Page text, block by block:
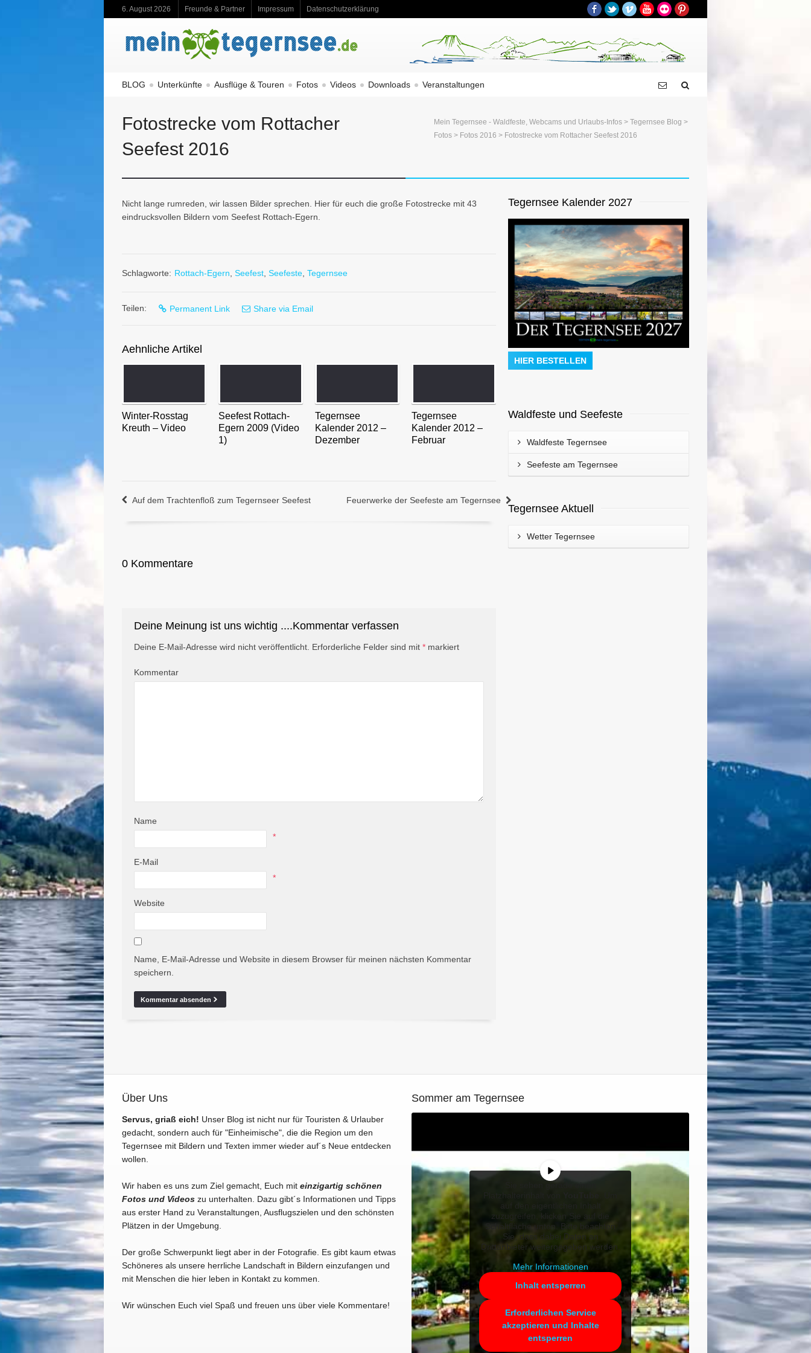
6. August 2026 Freunde & Partner Impressum Datenschutzerklärung Facebook
TwitterVimeoYouTube
Flickr
BLOG Unterkünfte Ausflüge & Touren Fotos Videos Downloads Veranstaltungen
Fotostrecke vom Rottacher
Seefest 2016
Mein Tegernsee - Waldfeste, Webcams und Urlaubs-Infos > Tegernsee Blog >
Fotos > Fotos 2016 > Fotostrecke vom Rottacher Seefest 2016
Nicht lange rumreden, wir lassen Bilder sprechen. Hier für euch die große Fotostrecke mit 43
eindrucksvollen Bildern vom Seefest Rottach-Egern.
Schlagworte: Rottach-Egern Seefest Seefeste Tegernsee
Teilen: Permanent Link Share via Email
Aehnliche Artikel
Winter-Rosstag
Kreuth – Video
Seefest Rottach-
Egern 2009 (Video
1)
Tegernsee
Kalender 2012 –
Dezember
Tegernsee
Kalender 2012 –
Februar
Auf dem Trachtenfloß zum Tegernseer Seefest Feuerwerke der Seefeste am Tegernsee
0 Kommentare
Deine Meinung ist uns wichtig ....Kommentar verfassen
Deine E-Mail-Adresse wird nicht veröffentlicht. Erforderliche Felder sind mit * markiert
Kommentar
Name
*
E-Mail
*
Website
Name, E-Mail-Adresse und Website in diesem Browser für meinen nächsten Kommentar
speichern.
Tegernsee Kalender 2027
HIER BESTELLEN
Waldfeste und Seefeste
Waldfeste Tegernsee
Seefeste am Tegernsee
Tegernsee Aktuell
Wetter Tegernsee
Über Uns
Servus, griaß eich! Unser Blog ist nicht nur für Touristen & Urlauber
gedacht, sondern auch für "Einheimische", die die Region um den
Tegernsee mit Bildern und Texten immer wieder auf´s Neue entdecken
wollen.
Wir haben es uns zum Ziel gemacht, Euch mit einzigartig schönen
Fotos und Videos zu unterhalten. Dazu gibt´s Informationen und Tipps
aus erster Hand zu Veranstaltungen, Ausflugszielen und den schönsten
Plätzen in der Umgebung.
Der große Schwerpunkt liegt aber in der Fotografie. Es gibt kaum etwas
Schöneres als unsere herrliche Landschaft in Bildern einzufangen und
mit Menschen die hier leben in Kontakt zu kommen.
Wir wünschen Euch viel Spaß und freuen uns über viele Kommentare!
Sommer am Tegernsee
zuzugreifen, klicken Sie auf die
Schaltfläche unten. Bitte beachten
Sie, dass dabei Daten an
Drittanbieter weitergegeben werden.
Mehr Informationen
Inhalt entsperren
Erforderlichen Service
akzeptieren und Inhalte
entsperren